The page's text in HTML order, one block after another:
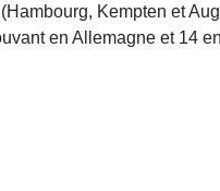
Kempten et
en Allemagne et 14